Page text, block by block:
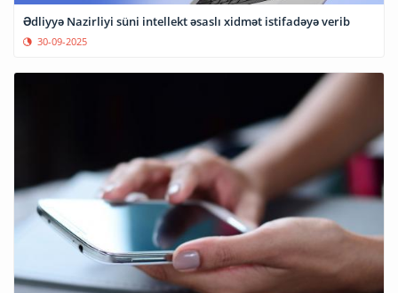
Ədliyyə Nazirliyi süni intellekt əsaslı xidmət istifadəyə verib
30-09-2025